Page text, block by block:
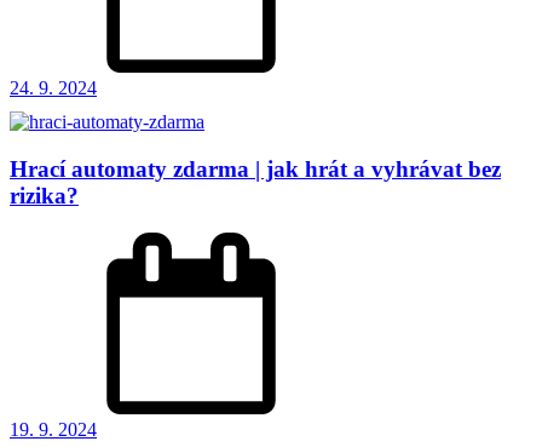
24. 9. 2024
Hrací automaty zdarma | jak hrát a vyhrávat bez
rizika?
19. 9. 2024